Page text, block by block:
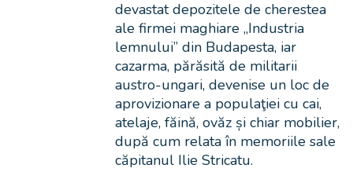
devastat depozitele de cherestea
ale firmei maghiare „Industria
lemnului” din Budapesta, iar
cazarma, părăsită de militarii
austro-ungari, devenise un loc de
aprovizionare a populaţiei cu cai,
atelaje, făină, ovăz și chiar mobilier,
după cum relata în memoriile sale
căpitanul Ilie Stricatu.